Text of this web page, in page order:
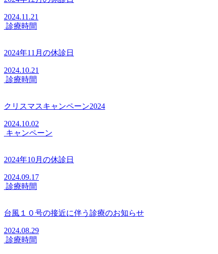
2024.11.21
診療時間
2024年11月の休診日
2024.10.21
診療時間
クリスマスキャンペーン2024
2024.10.02
キャンペーン
2024年10月の休診日
2024.09.17
診療時間
台風１０号の接近に伴う診療のお知らせ
2024.08.29
診療時間